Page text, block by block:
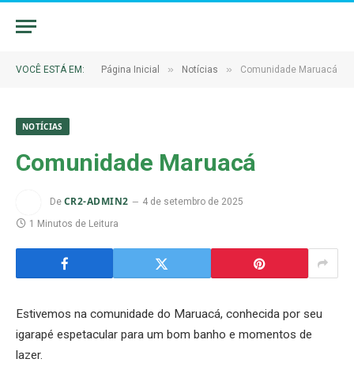
VOCÊ ESTÁ EM: Página Inicial » Notícias » Comunidade Maruacá
NOTÍCIAS
Comunidade Maruacá
De CR2-ADMIN2
4 de setembro de 2025
1 Minutos de Leitura
Estivemos na comunidade do Maruacá, conhecida por seu
igarapé espetacular para um bom banho e momentos de
lazer.